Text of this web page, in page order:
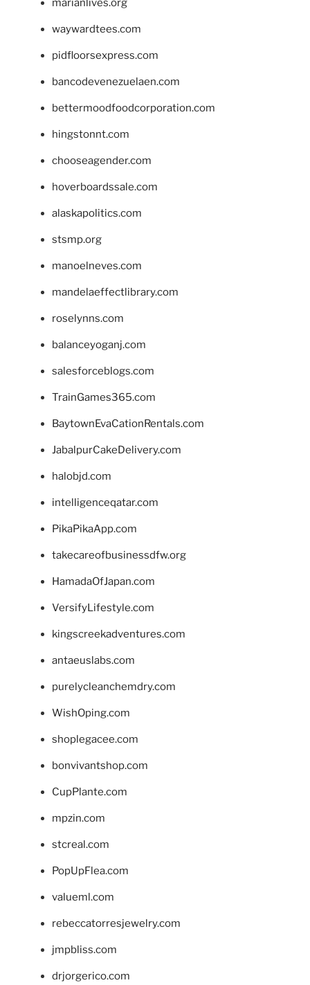
marianlives.org
waywardtees.com
pidfloorsexpress.com
bancodevenezuelaen.com
bettermoodfoodcorporation.com
hingstonnt.com
chooseagender.com
hoverboardssale.com
alaskapolitics.com
stsmp.org
manoelneves.com
mandelaeffectlibrary.com
roselynns.com
balanceyoganj.com
salesforceblogs.com
TrainGames365.com
BaytownEvaCationRentals.com
JabalpurCakeDelivery.com
halobjd.com
intelligenceqatar.com
PikaPikaApp.com
takecareofbusinessdfw.org
HamadaOfJapan.com
VersifyLifestyle.com
kingscreekadventures.com
antaeuslabs.com
purelycleanchemdry.com
WishOping.com
shoplegacee.com
bonvivantshop.com
CupPlante.com
mpzin.com
stcreal.com
PopUpFlea.com
valueml.com
rebeccatorresjewelry.com
jmpbliss.com
drjorgerico.com